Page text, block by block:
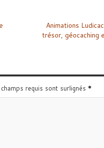
Animations
trésor, géocaching
requis sont surlignés *